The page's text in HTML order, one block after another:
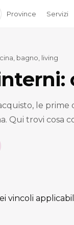
Province Servizi
bagno, living
le
Qui trovi cosa
vincoli